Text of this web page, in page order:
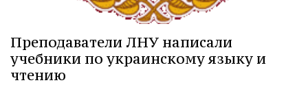
Преподаватели ЛНУ написали
учебники по украинскому языку и
чтению